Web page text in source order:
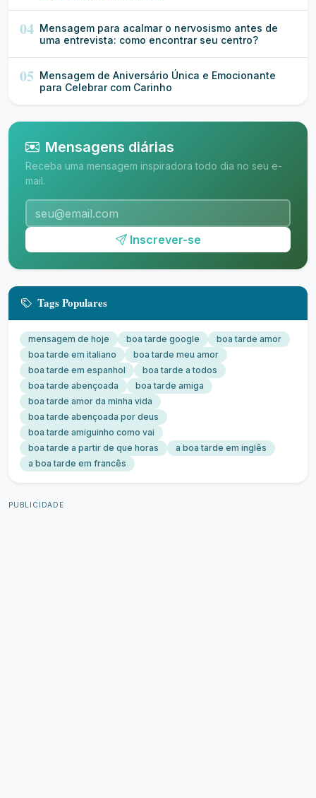
04 Mensagem para acalmar o nervosismo antes de
uma entrevista: como encontrar seu centro?
05 Mensagem de Aniversário Única e Emocionante
para Celebrar com Carinho
Mensagens diárias
Receba uma mensagem inspiradora todo dia no seu e-
mail.
Inscrever-se
Tags Populares
mensagem de hoje boa tarde google
boa tarde amor
boa tarde em italiano
boa tarde meu amor
boa tarde em espanhol
boa tarde a todos
boa tarde abençoada
boa tarde amiga
boa tarde amor da minha vida
boa tarde abençoada por deus
boa tarde amiguinho como vai
boa tarde a partir de que horas
a boa tarde em inglês
a boa tarde em francês
PUBLICIDADE